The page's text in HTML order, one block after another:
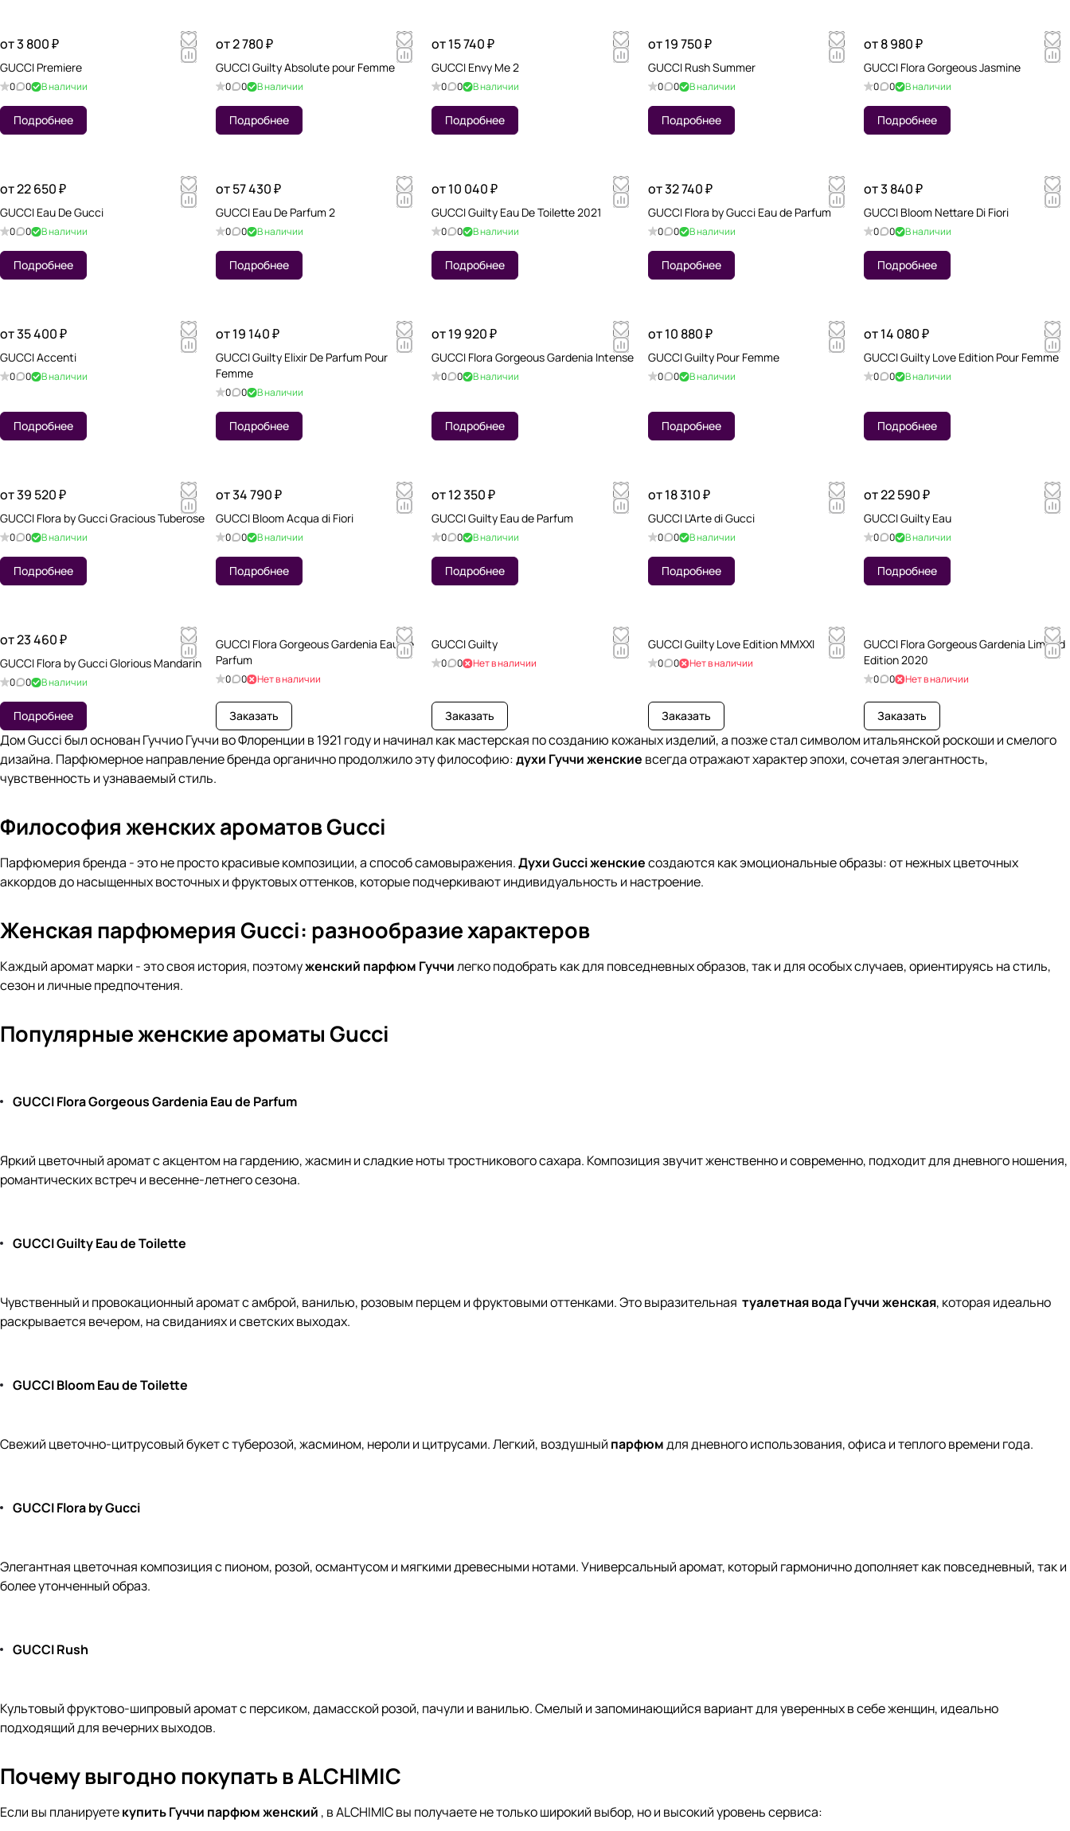
от 3 800 ₽
GUCCI Premiere
0 0 В наличии
Подробнее
от 2 780 ₽
GUCCI Guilty Absolute pour Femme
0 0 В наличии
Подробнее
от 15 740 ₽
GUCCI Envy Me 2
0 0 В наличии
Подробнее
от 19 750 ₽
GUCCI Rush Summer
0 0 В наличии
Подробнее
от 8 980 ₽
GUCCI Flora Gorgeous Jasmine
0 0 В наличии
Подробнее
от 22 650 ₽
GUCCI Eau De Gucci
0 0 В наличии
Подробнее
от 57 430 ₽
GUCCI Eau De Parfum 2
0 0 В наличии
Подробнее
от 10 040 ₽
GUCCI Guilty Eau De Toilette 2021
0 0 В наличии
Подробнее
от 32 740 ₽
GUCCI Flora by Gucci Eau de Parfum
0 0 В наличии
Подробнее
от 3 840 ₽
GUCCI Bloom Nettare Di Fiori
0 0 В наличии
Подробнее
от 35 400 ₽
GUCCI Accenti
0 0 В наличии
Подробнее
от 19 140 ₽
GUCCI Guilty Elixir De Parfum Pour
Femme
0 0 В наличии
Подробнее
от 19 920 ₽
GUCCI Flora Gorgeous Gardenia Intense
0 0 В наличии
Подробнее
от 10 880 ₽
GUCCI Guilty Pour Femme
0 0 В наличии
Подробнее
от 14 080 ₽
GUCCI Guilty Love Edition Pour Femme
0 0 В наличии
Подробнее
от 39 520 ₽
GUCCI Flora by Gucci Gracious Tuberose
0 0 В наличии
Подробнее
от 34 790 ₽
GUCCI Bloom Acqua di Fiori
0 0 В наличии
Подробнее
от 12 350 ₽
GUCCI Guilty Eau de Parfum
0 0 В наличии
Подробнее
от 18 310 ₽
GUCCI L'Arte di Gucci
0 0 В наличии
Подробнее
от 22 590 ₽
GUCCI Guilty Eau
0 0 В наличии
Подробнее
от 23 460 ₽
GUCCI Flora by Gucci Glorious Mandarin
0 0 В наличии
Подробнее
GUCCI Flora Gorgeous Gardenia Eau de
Parfum
0 0 Нет в наличии
Заказать
GUCCI Guilty
0 0 Нет в наличии
Заказать
GUCCI Guilty Love Edition MMXXI
0 0 Нет в наличии
Заказать
GUCCI Flora Gorgeous Gardenia Limited
Edition 2020
0 0 Нет в наличии
Заказать
Дом Gucci был основан Гуччио Гуччи во Флоренции в 1921 году и начинал как мастерская по созданию кожаных изделий, а позже стал символом итальянской роскоши и смелого
дизайна. Парфюмерное направление бренда органично продолжило эту философию:духи Гуччи женские всегда отражают характер эпохи, сочетая элегантность,
чувственность и узнаваемый стиль.
Философия женских ароматов Gucci
Парфюмерия бренда - это не просто красивые композиции, а способ самовыражения.Духи Gucci женскиесоздаются как эмоциональные образы: от нежных цветочных
аккордов до насыщенных восточных и фруктовых оттенков, которые подчеркивают индивидуальность и настроение.
Женская парфюмерия Gucci: разнообразие характеров
Каждый аромат марки - это своя история, поэтомуженский парфюм Гуччилегко подобрать как для повседневных образов, так и для особых случаев, ориентируясь на стиль,
сезон и личные предпочтения.
Популярные женские ароматы Gucci
GUCCI Flora Gorgeous Gardenia Eau de Parfum
Яркий цветочный аромат с акцентом на гардению, жасмин и сладкие ноты тростникового сахара. Композиция звучит женственно и современно, подходит для дневного ношения,
романтических встреч и весенне-летнего сезона.
GUCCI Guilty Eau de Toilette
Чувственный и провокационный аромат с амброй, ванилью, розовым перцем и фруктовыми оттенками. Это выразительная туалетная вода Гуччи женская, которая идеально
раскрывается вечером, на свиданиях и светских выходах.
GUCCI Bloom Eau de Toilette
Свежий цветочно-цитрусовый букет с туберозой, жасмином, нероли и цитрусами. Легкий, воздушный парфюмдля дневного использования, офиса и теплого времени года.
GUCCI Flora by Gucci
Элегантная цветочная композиция с пионом, розой, османтусом и мягкими древесными нотами. Универсальный аромат, который гармонично дополняет как повседневный, так и
более утонченный образ.
GUCCI Rush
Культовый фруктово-шипровый аромат с персиком, дамасской розой, пачули и ванилью. Смелый и запоминающийся вариант для уверенных в себе женщин, идеально
подходящий для вечерних выходов.
Почему выгодно покупать в ALCHIMIC
Если вы планируетекупить Гуччи парфюм женский , в ALCHIMIC вы получаете не только широкий выбор, но и высокий уровень сервиса: